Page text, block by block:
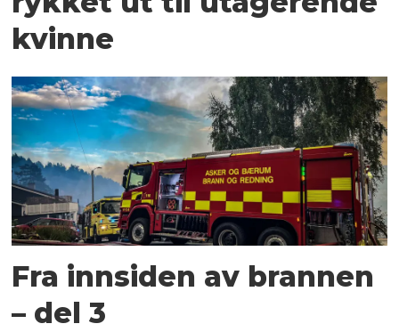
kvinne
Fra innsiden av brannen
– del 3